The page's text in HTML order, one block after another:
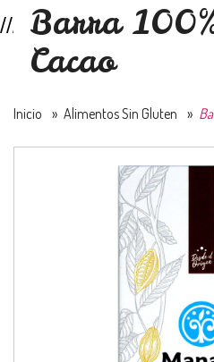
Barra
Cacao
Inicio » Alimentos Sin Gluten »